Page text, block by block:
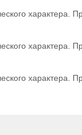
характера.
характера.
характера.